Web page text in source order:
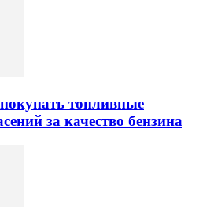
топливные
за качество бензина